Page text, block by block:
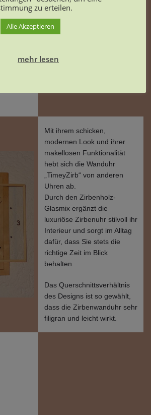
Mit ihrem schicken,
modernen Look und ihrer
makellosen Funktionalität
hebt sich die Wanduhr
„TimeyZirb“ von anderen
Uhren ab.
Durch den Zirbenholz-
Glasmix ergänzt die
luxuriöse Zirbenuhr stilvoll ihr
Interieur und sorgt im Alltag
dafür, dass Sie stets die
richtige Zeit im Blick
behalten.
Das Querschnittsverhältnis
des Designs ist so gewählt,
dass die Zirbenwanduhr sehr
filigran und leicht wirkt.
zu erteilen.
Alle Akzeptieren
mehr lesen